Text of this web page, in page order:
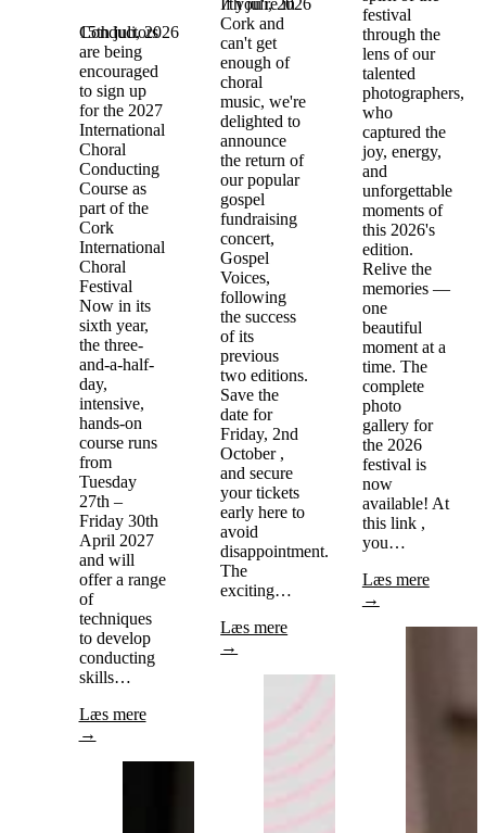
15th juli, 2026
Conductors
are being
encouraged
to sign up
for the 2027
International
Choral
Conducting
Course as
part of the
Cork
International
Choral
Festival
Now in its
sixth year,
the three-
and-a-half-
day,
intensive,
hands-on
course runs
from
Tuesday
27th –
Friday 30th
April 2027
and will
offer a range
of
techniques
to develop
conducting
skills…
Læs mere
→
Cork and
can't get
enough of
choral
music, we're
delighted to
announce
the return of
our popular
gospel
fundraising
concert,
Gospel
Voices,
following
the success
of its
previous
two editions.
Save the
date for
Friday, 2nd
October ,
and secure
your tickets
early here to
avoid
disappointment.
The
exciting…
Læs mere
→
festival
through the
lens of our
talented
photographers,
who
captured the
joy, energy,
and
unforgettable
moments of
this 2026's
edition.
Relive the
memories —
one
beautiful
moment at a
time. The
complete
photo
gallery for
the 2026
festival is
now
available! At
this link ,
you…
Læs mere
→